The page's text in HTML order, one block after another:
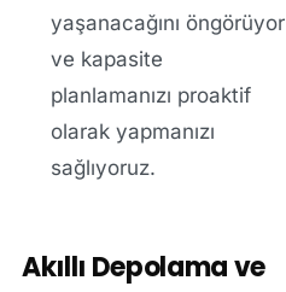
yaşanacağını öngörüyor
ve kapasite
planlamanızı proaktif
olarak yapmanızı
sağlıyoruz.
Akıllı Depolama ve